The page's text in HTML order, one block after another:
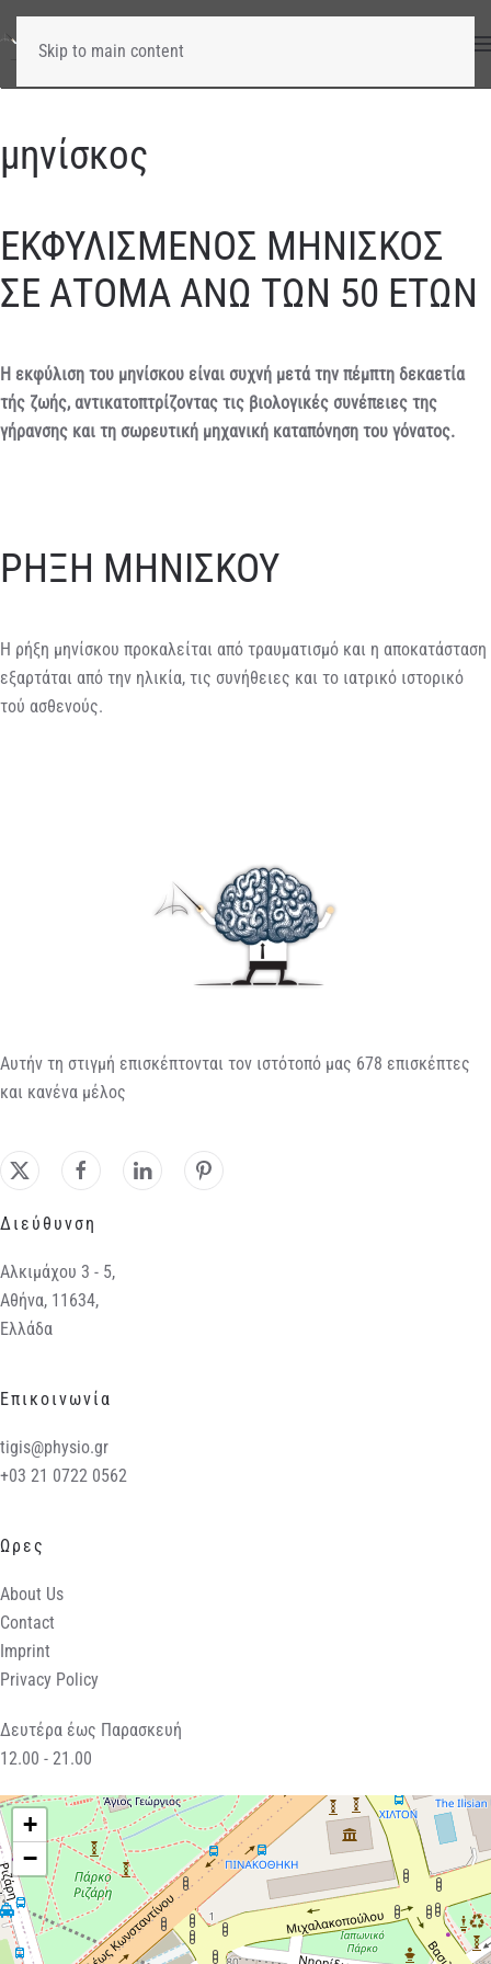
Skip to main content
μηνίσκος
ΕΚΦΥΛΙΣΜΕΝΟΣ ΜΗΝΙΣΚΟΣ
ΣΕ ΑΤΟΜΑ ΑΝΩ ΤΩΝ 50 ΕΤΩΝ
Η εκφύλιση του μηνίσκου είναι συχνή μετά την πέμπτη δεκαετία
τής ζωής, αντικατοπτρίζοντας τις βιολογικές συνέπειες της
γήρανσης και τη σωρευτική μηχανική καταπόνηση του γόνατος.
ΡΗΞΗ ΜΗΝΙΣΚΟΥ
Η ρήξη μηνίσκου προκαλείται από τραυματισμό και η αποκατάσταση
εξαρτάται από την ηλικία, τις συνήθειες και το ιατρικό ιστορικό
τού ασθενούς.
Αυτήν τη στιγμή επισκέπτονται τον ιστότοπό μας 678 επισκέπτες
και κανένα μέλος
Διεύθυνση
Αλκιμάχου 3 - 5,
Αθήνα, 11634,
Ελλάδα
Επικοινωνία
tigis@physio.gr
+03 21 0722 0562
Ωρες
About Us
Contact
Imprint
Privacy Policy
Δευτέρα έως Παρασκευή
12.00 - 21.00
+
−